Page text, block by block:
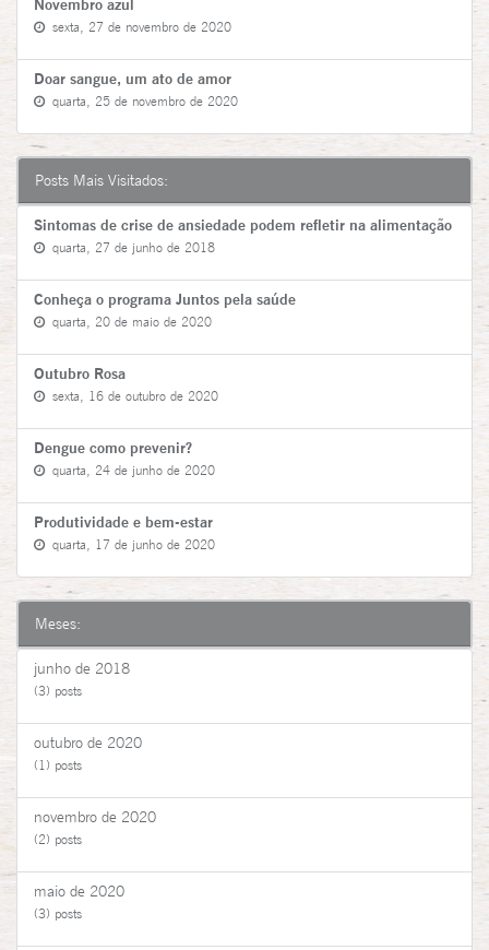
Novembro azul
sexta, 27 de novembro de 2020
Doar sangue, um ato de amor
quarta, 25 de novembro de 2020
Posts Mais Visitados:
Sintomas de crise de ansiedade podem refletir na alimentação
quarta, 27 de junho de 2018
Conheça o programa Juntos pela saúde
quarta, 20 de maio de 2020
Outubro Rosa
sexta, 16 de outubro de 2020
Dengue como prevenir?
quarta, 24 de junho de 2020
Produtividade e bem-estar
quarta, 17 de junho de 2020
Meses:
junho de 2018
(3) posts
outubro de 2020
(1) posts
novembro de 2020
(2) posts
maio de 2020
(3) posts